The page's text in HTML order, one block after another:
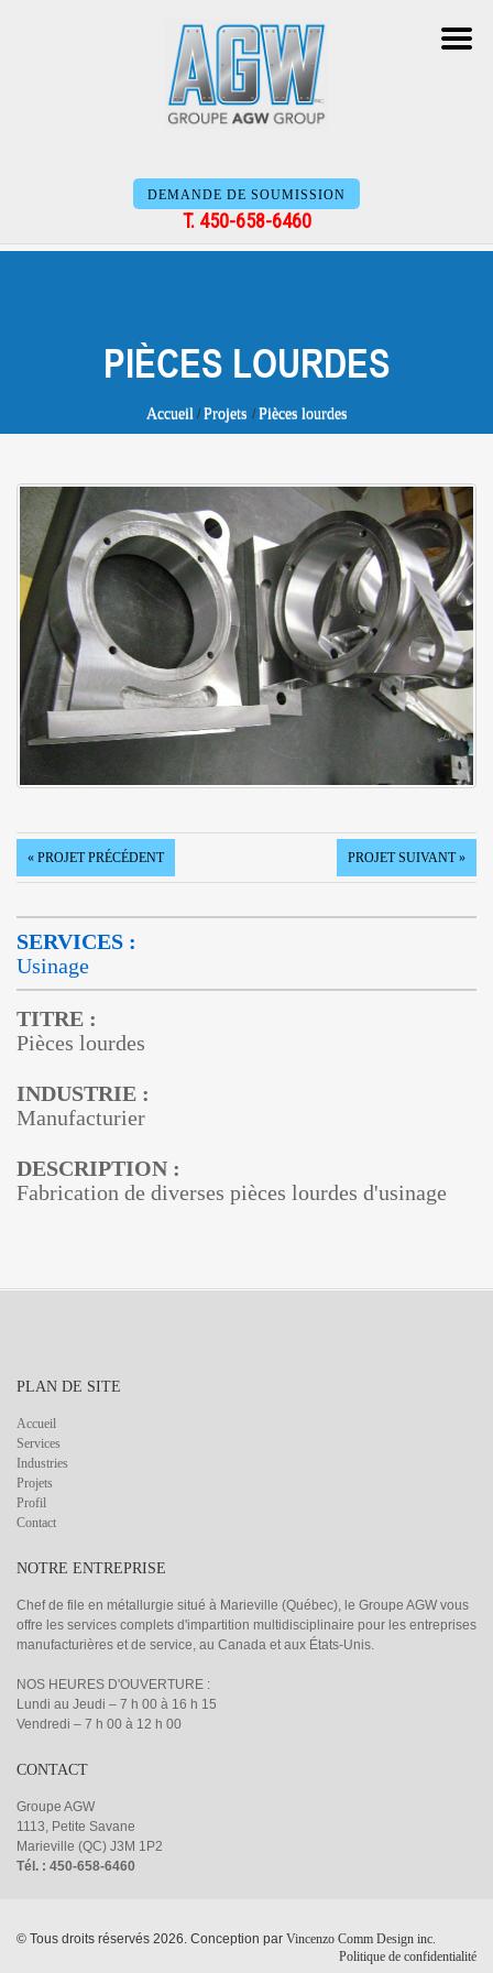
DEMANDE DE SOUMISSION
T. 450-658-6460
PIÈCES LOURDES
Accueil Projets Pièces lourdes
« PROJET PRÉCÉDENT PROJET SUIVANT »
SERVICES :
Usinage
TITRE :
Pièces lourdes
INDUSTRIE :
Manufacturier
DESCRIPTION :
Fabrication de diverses pièces lourdes d'usinage
PLAN DE SITE
Accueil
Services
Industries
Projets
Profil
Contact
NOTRE ENTREPRISE
Chef de file en métallurgie situé à Marieville (Québec), le Groupe AGW vous
offre les services complets d'impartition multidisciplinaire pour les entreprises
manufacturières et de service, au Canada et aux États-Unis.
NOS HEURES D'OUVERTURE :
Lundi au Jeudi – 7 h 00 à 16 h 15
Vendredi – 7 h 00 à 12 h 00
CONTACT
Groupe AGW
1113, Petite Savane
Marieville (QC) J3M 1P2
Tél. : 450-658-6460
© Tous droits réservés 2026. Conception par Vincenzo Comm Design inc.
Politique de confidentialité